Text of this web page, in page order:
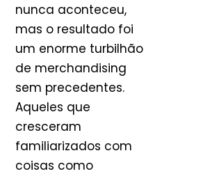
nunca aconteceu,
mas o resultado foi
um enorme turbilhão
de merchandising
sem precedentes.
Aqueles que
cresceram
familiarizados com
coisas como